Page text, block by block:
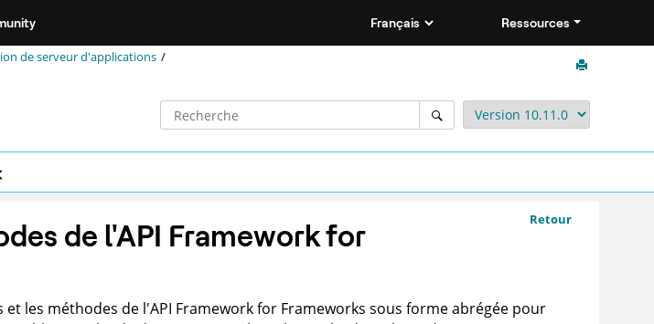
Ressources
de serveur d'applications
Retour
de l'API Framework for
et les méthodes de l'API Framework for Frameworks sous forme abrégée pour